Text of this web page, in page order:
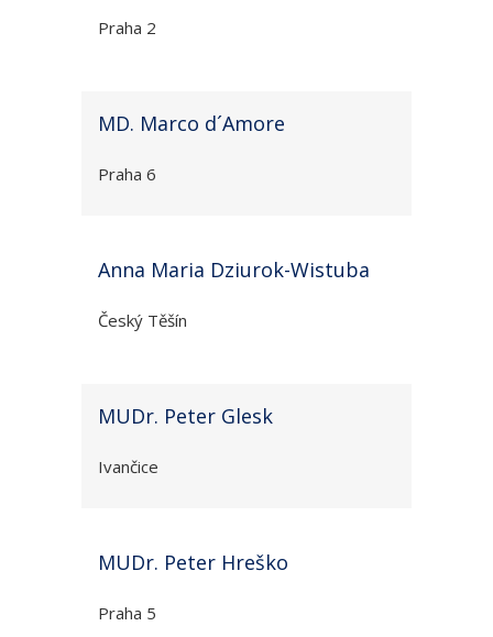
Praha 2
MD. Marco d´Amore
Praha 6
Anna Maria Dziurok-Wistuba
Český Těšín
MUDr. Peter Glesk
Ivančice
MUDr. Peter Hreško
Praha 5